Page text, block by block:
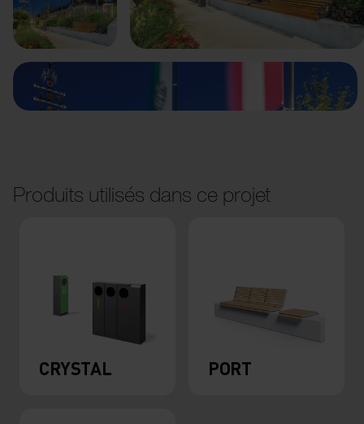
Précédent Suivant
Produits utilisés dans ce projet
CRYSTAL PORT